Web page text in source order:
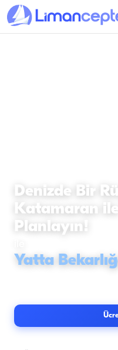
Denizde Bir
Katamaran
Planlayın!
Yatta